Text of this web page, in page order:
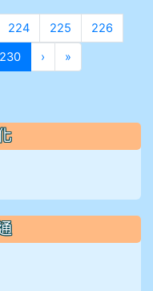
224 225
226
230(目前頁次)
› 下一頁
»